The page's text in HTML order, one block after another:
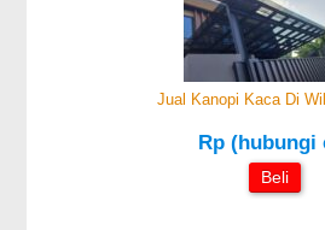
Jual Kanopi Kaca Di
Rp (hubungi
Beli